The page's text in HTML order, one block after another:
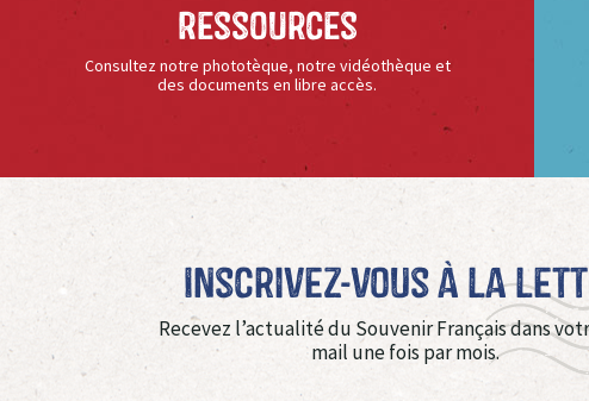
Ressources
Consultez notre phototèque, notre vidéothèque et
des documents en libre accès.
Inscrivez-vous à La
Recevez l’actualité du Souvenir Français dans
mail une fois par mois.